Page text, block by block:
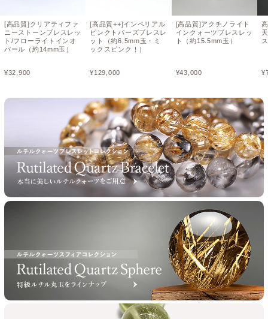
[高品質]クリアティファ
ニーストーンブレスレッ
ト/フローライトインオ
パール（約14mm玉）
¥32,900
[高品質++]インペリアル
ピンクトパーズブレスレ
ット（約6.5mm玉・ミ
ックスピンク！）
¥129,000
[高品質]アクチノライト
インクォーツブレスレッ
ト（約15.5mm玉）
¥43,000 ¥